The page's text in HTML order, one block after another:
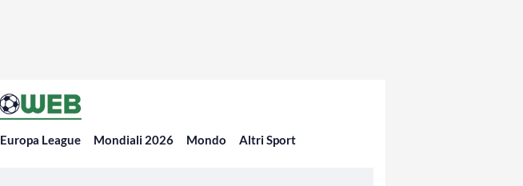
Europa League Mondiali 2026 Mondo Altri Sport